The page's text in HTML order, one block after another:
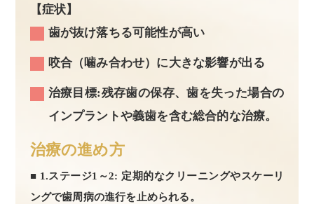
【症状】
歯が抜け落ちる可能性が高い
咬合（噛み合わせ）に大きな影響が出る
治療目標:残存歯の保存、歯を失った場合の
インプラントや義歯を含む総合的な治療。
治療の進め方
■ 1.ステージ1～2: 定期的なクリーニングやスケーリ
ングで歯周病の進行を止められる。